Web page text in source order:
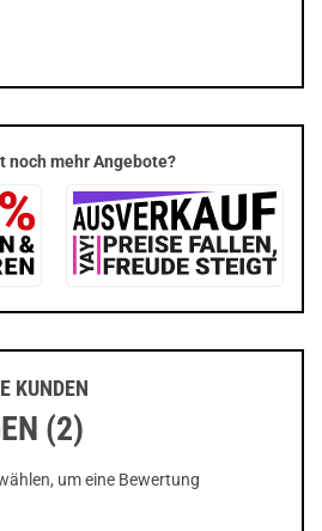
noch mehr Angebote?
KUNDEN
(2)
um eine Bewertung